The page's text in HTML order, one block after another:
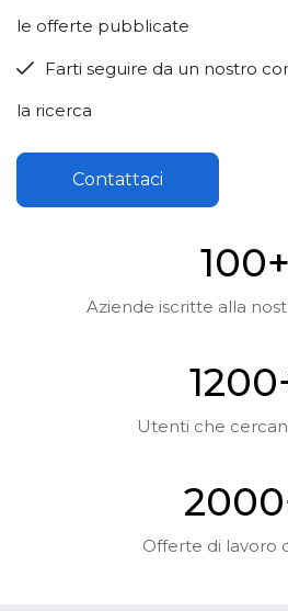
le offerte pubblicate
Farti seguire da un nostro
la ricerca
Contattaci
100+
Aziende iscritte alla
1200
Utenti che
2000
Offerte di lavoro